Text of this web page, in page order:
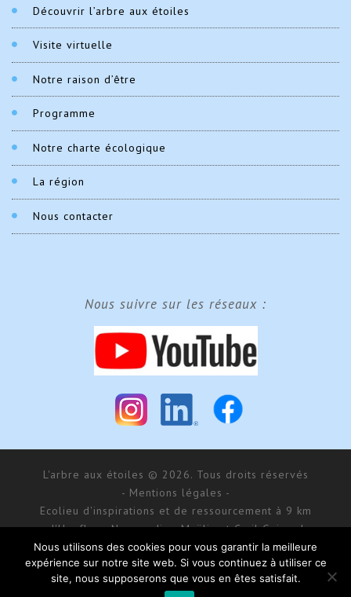
Découvrir l’arbre aux étoiles
Visite virtuelle
Notre raison d’être
Programme
Notre charte écologique
La région
Nous contacter
Nous suivre sur les réseaux :
L'arbre aux étoiles © 2026. Tous droits réservés
- Mentions légales -
Ecolieu d'inspirations et de ressourcement à 9 km
d'Honfleur, Normandie - Maÿlis et Cyril Guiraud
SARL MCG Evénements au capital de 177 000 € - RCS
Bernay 488 550 781
168 impasse d’Aumale - 27 210 Fatouville-Grestain
Nous utilisons des cookies pour vous garantir la meilleure
expérience sur notre site web. Si vous continuez à utiliser ce
site, nous supposerons que vous en êtes satisfait.